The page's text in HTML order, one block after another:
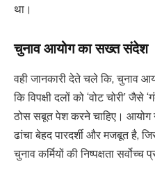
था।
चुनाव आयोग का सख्त संदेश
वही जानकारी देते चले कि, चुनाव
कि विपक्षी दलों को ‘वोट चोरी’
ठोस सबूत पेश करने चाहिए। आयोग
ढांचा बेहद पारदर्शी और मजबूत है,
चुनाव कर्मियों की निष्पक्षता सर्वोच्च